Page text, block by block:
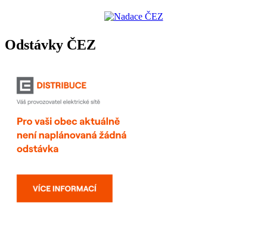
Odstávky ČEZ